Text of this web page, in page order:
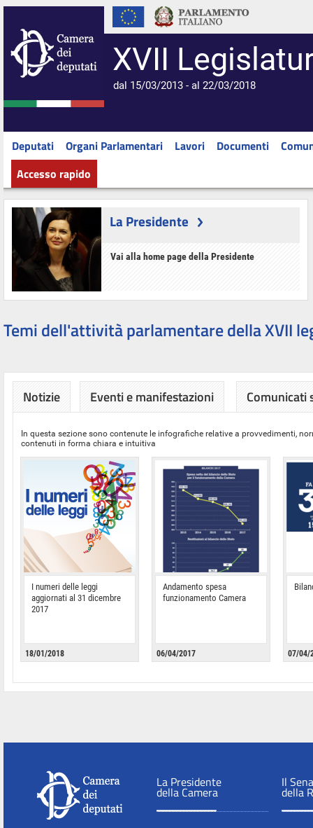
XVII
dal 15/03/2013 - al 22/03/2018
Deputati Organi Parlamentari Lavori Documenti
Accesso rapido
La Presidente
Vai alla home page della Presidente
Temi dell'attività parlamentare della XVII
Notizie Eventi e manifestazioni Comunicati
In questa sezione sono contenute le infografiche relative a provvedimenti,
contenuti in forma chiara e intuitiva
I numeri delle leggi
aggiornati al 31 dicembre
2017
18/01/2018
Andamento spesa
funzionamento Camera
06/04/2017 07/04/
La Presidente
della Camera
Il
della